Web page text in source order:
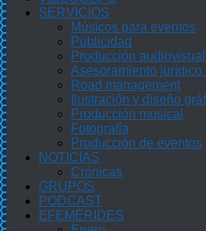
SERVICIOS
Músicos para eventos
Publicidad
Producción audiovisual
Asesoramiento jurídico
Road management
Ilustración y diseño
Producción musical
Fotografía
Producción de eventos
NOTICIAS
Crónicas
GRUPOS
PODCAST
EFEMÉRIDES